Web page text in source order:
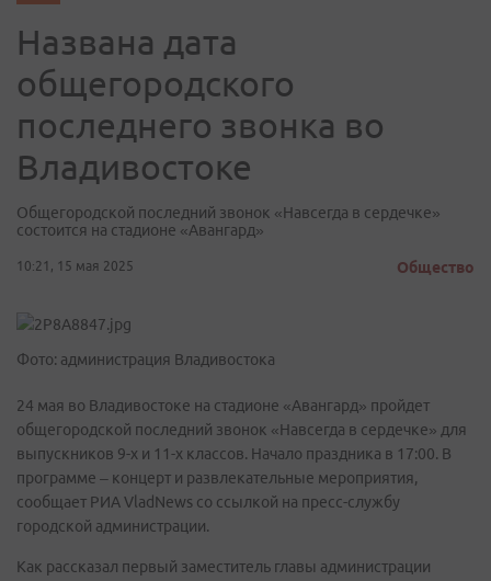
Названа дата
общегородского
последнего звонка во
Владивостоке
Общегородской последний звонок «Навсегда в сердечке»
состоится на стадионе «Авангард»
10:21, 15 мая 2025 Общество
Фото: администрация Владивостока
24 мая во Владивостоке на стадионе «Авангард» пройдет
общегородской последний звонок «Навсегда в сердечке» для
выпускников 9-х и 11-х классов. Начало праздника в 17:00. В
программе – концерт и развлекательные мероприятия,
сообщает РИА VladNews со ссылкой на пресс-службу
городской администрации.
Как рассказал первый заместитель главы администрации